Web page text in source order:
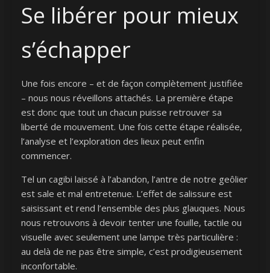
Se libérer pour mieux
s’échapper
Une fois encore – et de façon complètement justifiée
– nous nous réveillons attachés. La première étape
est donc que tout un chacun puisse retrouver sa
liberté de mouvement. Une fois cette étape réalisée,
l’analyse et l’exploration des lieux peut enfin
commencer.
Tel un cagibi laissé à l’abandon, l’antre de notre geôlier
est sale et mal entretenue. L’effet de salissure est
saisissant et rend l’ensemble des plus glauques. Nous
nous retrouvons à devoir tenter une fouille, tactile ou
visuelle avec seulement une lampe très particulière :
au delà de ne pas être simple, c’est prodigieusement
inconfortable.